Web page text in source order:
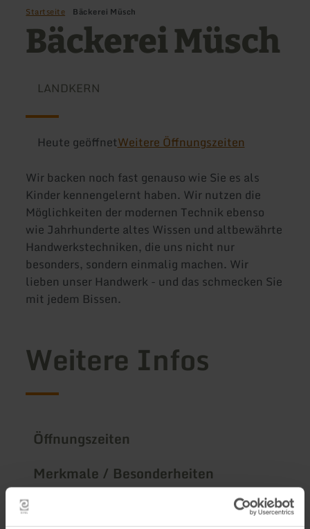
Startseite Bäckerei Müsch
Bäckerei Müsch
LANDKERN
Heute geöffnetWeitere Öffnungszeiten
Wir backen noch fast genauso wie Sie es als
Kinder kennengelernt haben. Wir nutzen die
Möglichkeiten der modernen Technik ebenso
wie Jahrhunderte altes Wissen und altbewährte
Handwerkstechniken, die uns nicht nur
besonders, sondern einmalig machen. Wir
lieben unser Handwerk - und das schmecken Sie
mit jedem Bissen.
Weitere Infos
Öffnungszeiten
Merkmale / Besonderheiten